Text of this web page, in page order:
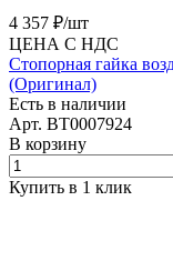
4 357 ₽/шт
ЦЕНА С НДС
Cтопорная гайка
(Оригинал)
Есть в наличии
Арт. BT0007924
В корзину
Купить в 1 клик